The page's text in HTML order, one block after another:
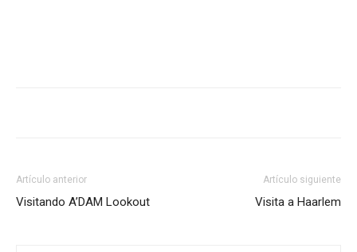
Artículo anterior
Visitando A’DAM Lookout
Artículo siguiente
Visita a Haarlem